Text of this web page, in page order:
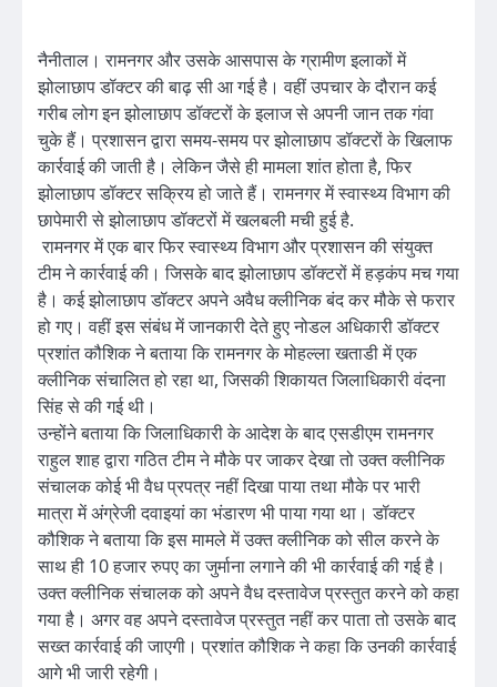
नैनीताल। रामनगर और उसके आसपास के ग्रामीण इलाकों में
झोलाछाप डॉक्टर की बाढ़ सी आ गई है। वहीं उपचार के दौरान कई
गरीब लोग इन झोलाछाप डॉक्टरों के इलाज से अपनी जान तक गंवा
चुके हैं। प्रशासन द्वारा समय-समय पर झोलाछाप डॉक्टरों के खिलाफ
कार्रवाई की जाती है। लेकिन जैसे ही मामला शांत होता है, फिर
झोलाछाप डॉक्टर सक्रिय हो जाते हैं। रामनगर में स्वास्थ्य विभाग की
छापेमारी से झोलाछाप डॉक्टरों में खलबली मची हुई है.
रामनगर में एक बार फिर स्वास्थ्य विभाग और प्रशासन की संयुक्त
टीम ने कार्रवाई की। जिसके बाद झोलाछाप डॉक्टरों में हड़कंप मच गया
है। कई झोलाछाप डॉक्टर अपने अवैध क्लीनिक बंद कर मौके से फरार
हो गए। वहीं इस संबंध में जानकारी देते हुए नोडल अधिकारी डॉक्टर
प्रशांत कौशिक ने बताया कि रामनगर के मोहल्ला खताडी में एक
क्लीनिक संचालित हो रहा था, जिसकी शिकायत जिलाधिकारी वंदना
सिंह से की गई थी।
उन्होंने बताया कि जिलाधिकारी के आदेश के बाद एसडीएम रामनगर
राहुल शाह द्वारा गठित टीम ने मौके पर जाकर देखा तो उक्त क्लीनिक
संचालक कोई भी वैध प्रपत्र नहीं दिखा पाया तथा मौके पर भारी
मात्रा में अंग्रेजी दवाइयां का भंडारण भी पाया गया था। डॉक्टर
कौशिक ने बताया कि इस मामले में उक्त क्लीनिक को सील करने के
साथ ही 10 हजार रुपए का जुर्माना लगाने की भी कार्रवाई की गई है।
उक्त क्लीनिक संचालक को अपने वैध दस्तावेज प्रस्तुत करने को कहा
गया है। अगर वह अपने दस्तावेज प्रस्तुत नहीं कर पाता तो उसके बाद
सख्त कार्रवाई की जाएगी। प्रशांत कौशिक ने कहा कि उनकी कार्रवाई
आगे भी जारी रहेगी।